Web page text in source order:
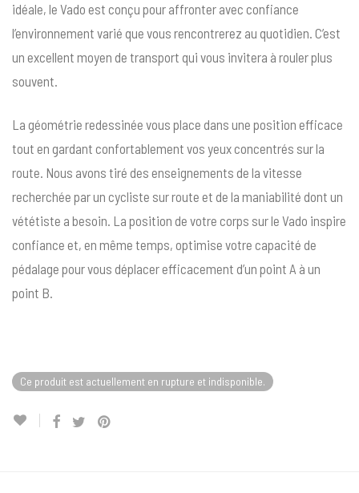
idéale, le Vado est conçu pour affronter avec confiance
l’environnement varié que vous rencontrerez au quotidien. C’est
un excellent moyen de transport qui vous invitera à rouler plus
souvent.
La géométrie redessinée vous place dans une position efficace
tout en gardant confortablement vos yeux concentrés sur la
route. Nous avons tiré des enseignements de la vitesse
recherchée par un cycliste sur route et de la maniabilité dont un
vététiste a besoin. La position de votre corps sur le Vado inspire
confiance et, en même temps, optimise votre capacité de
pédalage pour vous déplacer efficacement d’un point A à un
point B.
Ce produit est actuellement en rupture et indisponible.